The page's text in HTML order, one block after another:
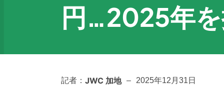
円…2025年
記者： JWC 加地 – 2025年12月31日